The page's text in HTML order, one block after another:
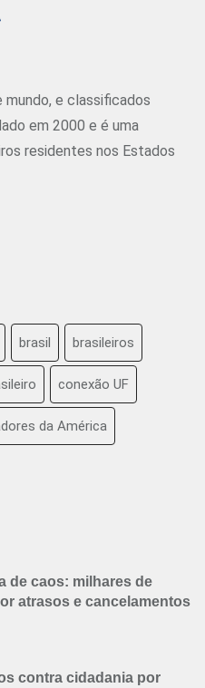
mundo, e classificados
em 2000 e é uma
residentes nos Estados
brasil brasileiros
conexão UF
da América
de caos: milhares de
atrasos e cancelamentos
contra cidadania por